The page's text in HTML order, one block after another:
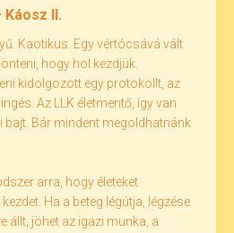
II.
Kaotikus. Egy vértócsává vált
hogy hol kezdjük.
kidolgozott egy protokollt, az
Az LLK életmentő, így van
bajt. Bár mindent megoldhatnánk
arra, hogy életeket
Ha a beteg légútja, légzése
állt, jöhet az igazi munka, a